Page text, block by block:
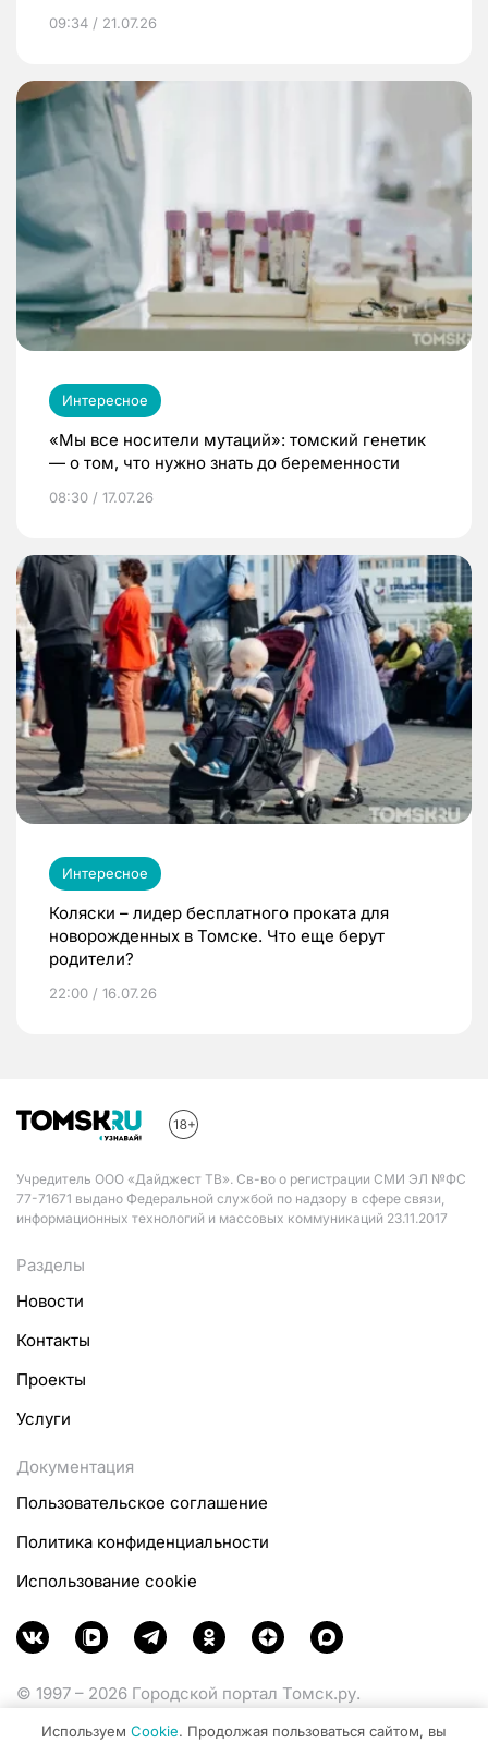
09:34 / 21.07.26
Интересное
«Мы все носители мутаций»: томский генетик
— о том, что нужно знать до беременности
08:30 / 17.07.26
Интересное
Коляски – лидер бесплатного проката для
новорожденных в Томске. Что еще берут
родители?
22:00 / 16.07.26
Учредитель ООО «Дайджест ТВ». Св-во о регистрации СМИ ЭЛ №ФС
77-71671 выдано Федеральной службой по надзору в сфере связи,
информационных технологий и массовых коммуникаций 23.11.2017
Разделы
Новости
Контакты
Проекты
Услуги
Документация
Пользовательское соглашение
Политика конфиденциальности
Использование cookie
© 1997 – 2026 Городской портал Томск.ру.
Используем Cookie. Продолжая пользоваться сайтом, вы